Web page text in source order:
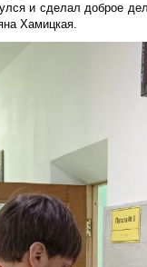
и сделал доброе
Хамицкая.